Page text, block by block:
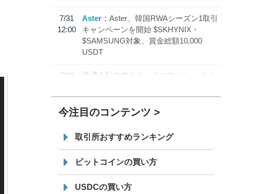
7/31
12:00
Aster
Aster、韓国RWAシーズン1取引
キャンペーンを開始 $SKHYNIX・
$SAMSUNG対象、賞金総額10,000
USDT
7/30
株式会社モアクト
「モアクト」 のポ
「 JPYC」を追加
19:30
てステーブルコイン「JPYSC」徹底解
説セミナーを開催
今注目のコンテンツ
取引所おすすめランキング
ビットコインの買い方
USDCの買い方